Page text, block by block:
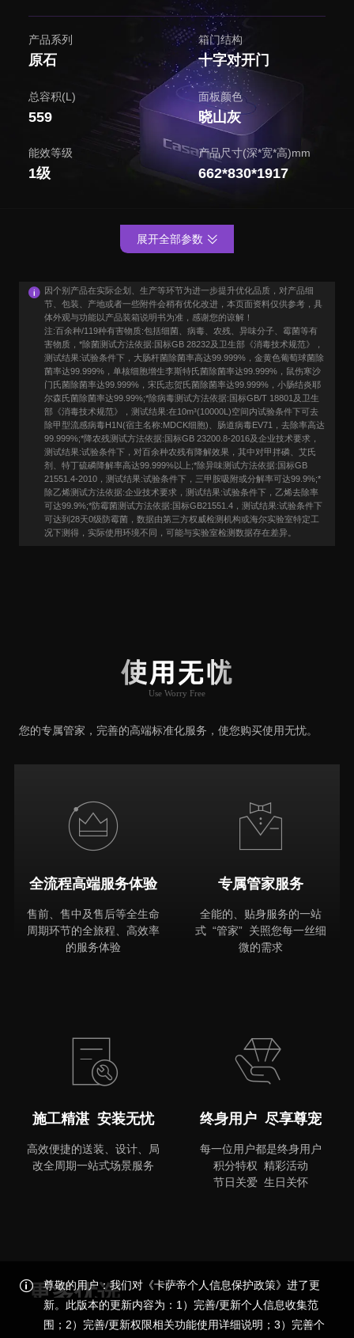
产品系列
原石
箱门结构
十字对开门
总容积(L)
559
面板颜色
晓山灰
能效等级
1级
产品尺寸(深*宽*高)mm
662*830*1917
因个别产品在实际企划、生产等环节为进一步提升优化品质，对产品细
节、包装、产地或者一些附件会稍有优化改进，本页面资料仅供参考，具
体外观与功能以产品装箱说明书为准，感谢您的谅解！
注:百余种/119种有害物质:包括细菌、病毒、农残、异味分子、霉菌等有
害物质，*除菌测试方法依据:国标GB 28232及卫生部《消毒技术规范》，
测试结果:试验条件下，大肠杆菌除菌率高达99.999%，金黄色葡萄球菌除
菌率达99.999%，单核细胞增生李斯特氏菌除菌率达99.999%，鼠伤寒沙
门氏菌除菌率达99.999%，宋氏志贺氏菌除菌率达99.999%，小肠结炎耶
尔森氏菌除菌率达99.99%;*除病毒测试方法依据:国标GB/T 18801及卫生
部《消毒技术规范》，测试结果:在10m³(10000L)空间内试验条件下可去
除甲型流感病毒H1N(宿主名称:MDCK细胞)、肠道病毒EV71，去除率高达
99.999%;*降农残测试方法依据:国标GB 23200.8-2016及企业技术要求，
测试结果:试验条件下，对百余种农残有降解效果，其中对甲拌磷、艾氏
剂、特丁硫磷降解率高达99.999%以上;*除异味测试方法依据:国标GB
21551.4-2010，测试结果:试验条件下，三甲胺吸附或分解率可达99.9%;*
除乙烯测试方法依据:企业技术要求，测试结果:试验条件下，乙烯去除率
可达99.9%;*防霉菌测试方法依据:国标GB21551.4，测试结果:试验条件下
可达到28天0级防霉菌，数据由第三方权威检测机构或海尔实验室特定工
况下测得，实际使用环境不同，可能与实验室检测数据存在差异。
展开全部参数
使用无忧
Use Worry Free
您的专属管家，完善的高端标准化服务，使您购买使用无忧。
全流程高端服务体验
售前、售中及售后等全生命
周期环节的全旅程、高效率
的服务体验
专属管家服务
全能的、贴身服务的一站
式 “管家” 关照您每一丝细
微的需求
施工精湛 安装无忧
高效便捷的送装、设计、局
改全周期一站式场景服务
终身用户 尽享尊宠
每一位用户都是终身用户
积分特权 精彩活动
节日关爱 生日关怀
更多优选
品质尊享，更多精彩
尊敬的用户：我们对《卡萨帝个人信息保护政策》进了更
新。此版本的更新内容为：1）完善/更新个人信息收集范
围；2）完善/更新权限相关功能使用详细说明；3）完善个